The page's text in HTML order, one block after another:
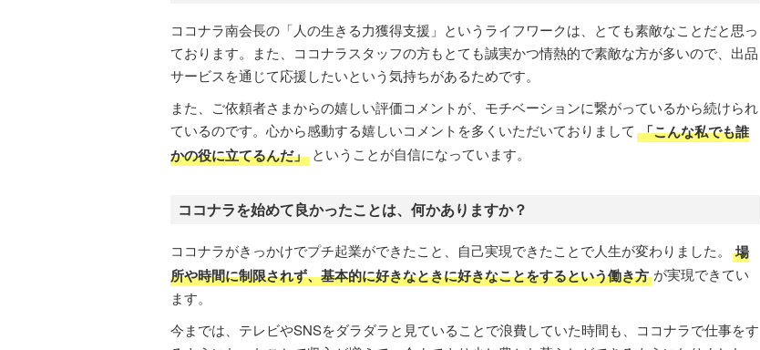
ココナラ南会長の「人の生きる力獲得支援」というライフワークは、とても素敵なことだと思っ
ております。また、ココナラスタッフの方もとても誠実かつ情熱的で素敵な方が多いので、出品
サービスを通じて応援したいという気持ちがあるためです。
また、ご依頼者さまからの嬉しい評価コメントが、モチベーションに繋がっているから続けられ
ているのです。心から感動する嬉しいコメントを多くいただいておりまして 「こんな私でも誰
かの役に立てるんだ」 ということが自信になっています。
ココナラを始めて良かったことは、何かありますか？
ココナラがきっかけでプチ起業ができたこと、自己実現できたことで人生が変わりました。
場
所や時間に制限されず、基本的に好きなときに好きなことをするという働き方 が実現できてい
ます。
今までは、テレビやSNSをダラダラと見ていることで浪費していた時間も、ココナラで仕事をす